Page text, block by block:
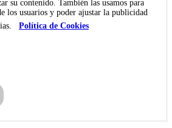
su contenido. También las usamos para
los usuarios y poder ajustar la publicidad
Política de Cookies